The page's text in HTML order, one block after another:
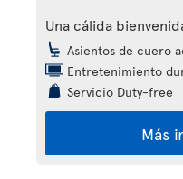
Una cálida
Asientos de cuero
Entretenimiento
Servicio Duty-free
Más